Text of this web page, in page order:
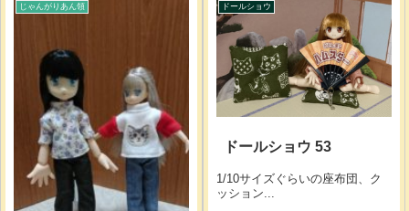
じゃんがりあん領 ドールショウ
ドールショウ 53
1/10サイズぐらいの座布団、ク
ッション...